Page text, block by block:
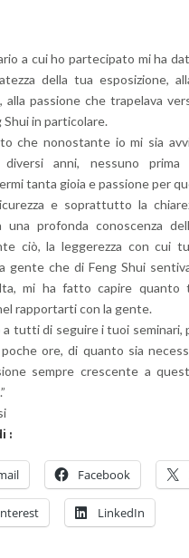
a cui ho partecipato mi ha
della tua esposizione,
alla passione che trapelava
Shui in particolare.
che nonostante io mi sia
anni, nessuno prima
tanta gioia e passione per
e soprattutto la
una profonda conoscenza
ciò, la leggerezza con cui
gente che di Feng Shui
mi ha fatto capire quanto
rapportarti con la gente.
a tutti di seguire i tuoi seminari,
ore, di quanto sia
sempre crescente a
:
Facebook
LinkedIn